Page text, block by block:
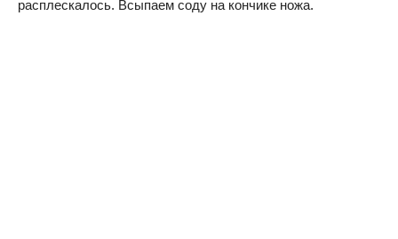
расплескалось. Всыпаем соду на кончике ножа.